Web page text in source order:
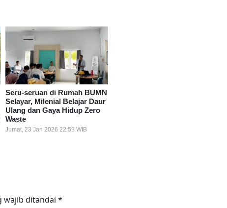
Seru-seruan di Rumah BUMN
Selayar, Milenial Belajar Daur
Ulang dan Gaya Hidup Zero
Waste
Jumat, 23 Jan 2026 22:59 WIB
wajib ditandai *